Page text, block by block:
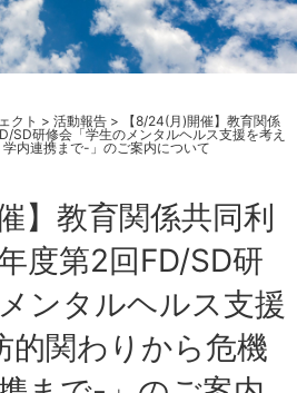
クト > 活動報告 >
【8/24(月)開催】教育関係
SD研修会「学生のメンタルヘルス支援を考え
内連携まで-」のご案内について
】教育関係共同利
度第2回FD/SD研
ンタルヘルス支援
的関わりから危機